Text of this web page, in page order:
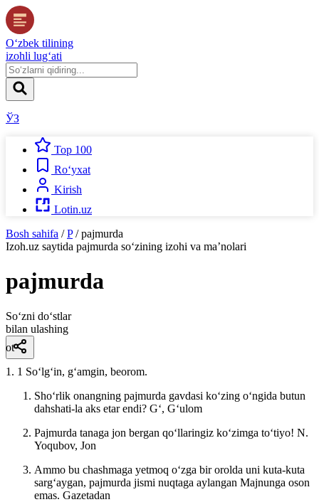
O‘zbek tilining
izohli lug‘ati
ЎЗ
Top 100
Ro‘yxat
Kirish
Lotin.uz
Bosh sahifa / P / pajmurda
Izoh.uz saytida pajmurda so‘zining izohi va ma’nolari
pajmurda
So‘zni do‘stlar
bilan ulashing
ot
1. 1 Soʻlgʻin, gʻamgin, beorom.
Shoʻrlik onangning pajmurda gavdasi koʻzing oʻngida butun
dahshati-la aks etar endi? Gʻ, Gʻulom
Pajmurda tanaga jon bergan qoʻllaringiz koʻzimga toʻtiyo! N.
Yoqubov, Jon
Ammo bu chashmaga yetmoq oʻzga bir orolda uni kuta-kuta
sargʻaygan, pajmurda jismi nuqtaga aylangan Majnunga oson
emas. Gazetadan